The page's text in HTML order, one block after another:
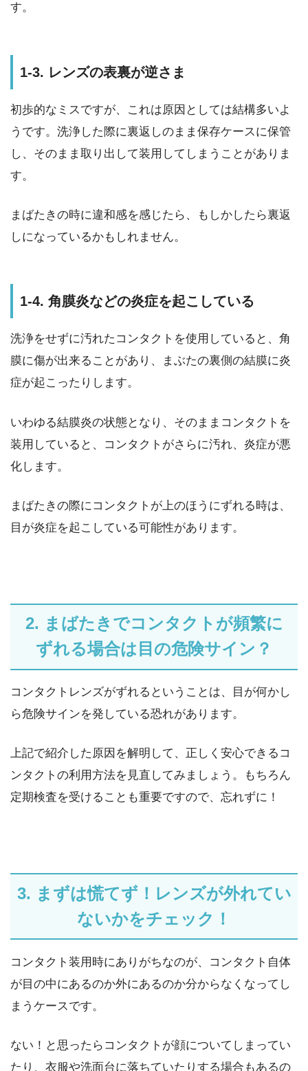
す。
1-3. レンズの表裏が逆さま
初歩的なミスですが、これは原因としては結構多いよ
うです。洗浄した際に裏返しのまま保存ケースに保管
し、そのまま取り出して装用してしまうことがありま
す。
まばたきの時に違和感を感じたら、もしかしたら裏返
しになっているかもしれません。
1-4. 角膜炎などの炎症を起こしている
洗浄をせずに汚れたコンタクトを使用していると、角
膜に傷が出来ることがあり、まぶたの裏側の結膜に炎
症が起こったりします。
いわゆる結膜炎の状態となり、そのままコンタクトを
装用していると、コンタクトがさらに汚れ、炎症が悪
化します。
まばたきの際にコンタクトが上のほうにずれる時は、
目が炎症を起こしている可能性があります。
2. まばたきでコンタクトが頻繁に
ずれる場合は目の危険サイン？
コンタクトレンズがずれるということは、目が何かし
ら危険サインを発している恐れがあります。
上記で紹介した原因を解明して、正しく安心できるコ
ンタクトの利用方法を見直してみましょう。もちろん
定期検査を受けることも重要ですので、忘れずに！
3. まずは慌てず！レンズが外れてい
ないかをチェック！
コンタクト装用時にありがちなのが、コンタクト自体
が目の中にあるのか外にあるのか分からなくなってし
まうケースです。
ない！と思ったらコンタクトが顔についてしまってい
たり、衣服や洗面台に落ちていたりする場合もあるの